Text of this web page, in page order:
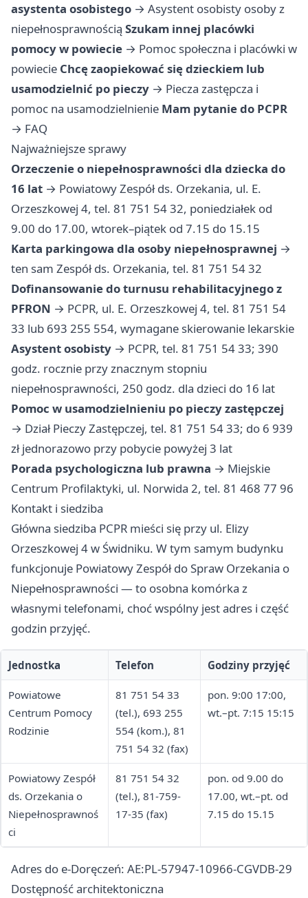
asystenta osobistego → Asystent osobisty osoby z
niepełnosprawnością Szukam innej placówki
pomocy w powiecie → Pomoc społeczna i placówki w
powiecie Chcę zaopiekować się dzieckiem lub
usamodzielnić po pieczy → Piecza zastępcza i
pomoc na usamodzielnienie Mam pytanie do PCPR
→ FAQ
Najważniejsze sprawy
Orzeczenie o niepełnosprawności dla dziecka do
16 lat → Powiatowy Zespół ds. Orzekania, ul. E.
Orzeszkowej 4, tel. 81 751 54 32, poniedziałek od
9.00 do 17.00, wtorek–piątek od 7.15 do 15.15
Karta parkingowa dla osoby niepełnosprawnej →
ten sam Zespół ds. Orzekania, tel. 81 751 54 32
Dofinansowanie do turnusu rehabilitacyjnego z
PFRON → PCPR, ul. E. Orzeszkowej 4, tel. 81 751 54
33 lub 693 255 554, wymagane skierowanie lekarskie
Asystent osobisty → PCPR, tel. 81 751 54 33; 390
godz. rocznie przy znacznym stopniu
niepełnosprawności, 250 godz. dla dzieci do 16 lat
Pomoc w usamodzielnieniu po pieczy zastępczej
→ Dział Pieczy Zastępczej, tel. 81 751 54 33; do 6 939
zł jednorazowo przy pobycie powyżej 3 lat
Porada psychologiczna lub prawna → Miejskie
Centrum Profilaktyki, ul. Norwida 2, tel. 81 468 77 96
Kontakt i siedziba
Główna siedziba PCPR mieści się przy ul. Elizy
Orzeszkowej 4 w Świdniku. W tym samym budynku
funkcjonuje Powiatowy Zespół do Spraw Orzekania o
Niepełnosprawności — to osobna komórka z
własnymi telefonami, choć wspólny jest adres i część
godzin przyjęć.
Jednostka Telefon Godziny przyjęć
Powiatowe
Centrum Pomocy
Rodzinie
81 751 54 33
(tel.), 693 255
554 (kom.), 81
751 54 32 (fax)
pon. 9:00 17:00,
wt.–pt. 7:15 15:15
Powiatowy Zespół
ds. Orzekania o
Niepełnosprawnoś
ci
81 751 54 32
(tel.), 81-759-
17-35 (fax)
pon. od 9.00 do
17.00, wt.–pt. od
7.15 do 15.15
Adres do e-Doręczeń: AE:PL-57947-10966-CGVDB-29
Dostępność architektoniczna